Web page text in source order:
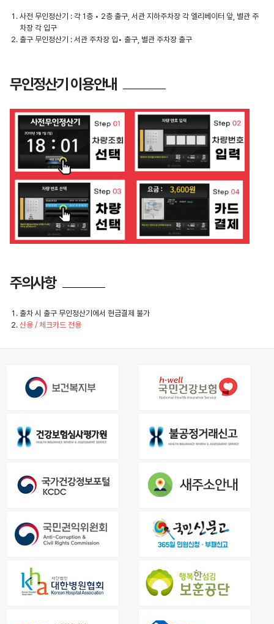
사전 무인정산기 : 각 1층 • 2층 출구, 서관 지하주차장 각 엘리베이터 앞, 별관 주
차장 각 입구
출구 무인정산기 : 서관 주차장 입• 출구, 별관 주차장 출구
무인정산기 이용안내
주의사항
출차 시 출구 무인정산기에서 현금결제 불가
신용 / 체크카드 전용